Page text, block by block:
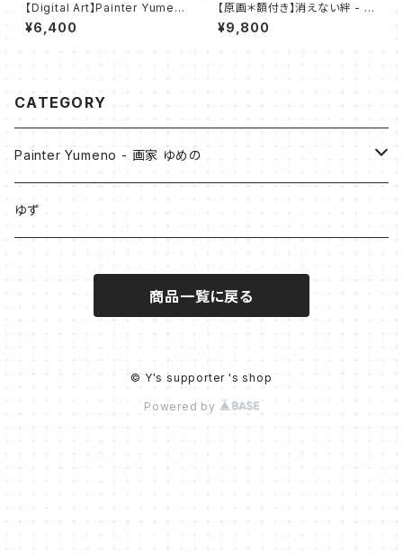
【Digital Art】Painter Yumen
o Works - Colletion of Blu
e - 無題 untitled
¥6,400
【原画＊額付き】消えない絆 - u
nbreakable bond -
¥9,800
CATEGORY
Painter Yumeno - 画家 ゆめの
原画
- Collection of Blue -
作品デザイングッズ
PainterYumeno×illust_coffret
ゆず
商品一覧に戻る
© Y's supporter 's shop
Powered by